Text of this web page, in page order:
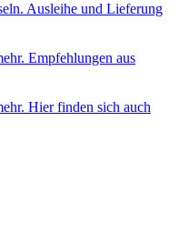
Ausleihe und Lieferung
Empfehlungen aus
Hier finden sich auch